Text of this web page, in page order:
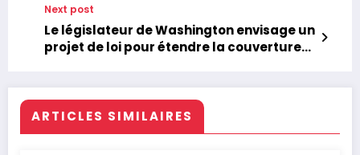
dépenses
Next post
Le législateur de Washington envisage un
projet de loi pour étendre la couverture
ARTICLES SIMILAIRES